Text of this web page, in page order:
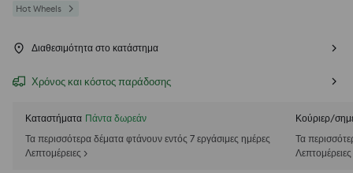
Hot Wheels
Διαθεσιμότητα στο κατάστημα
Χρόνος και κόστος παράδοσης
Καταστήματα Πάντα δωρεάν
Τα περισσότερα δέματα φτάνουν εντός 7 εργάσιμες ημέρες
Λεπτομέρειες >
Κούριερ/
Τα
Λεπτομέρειες